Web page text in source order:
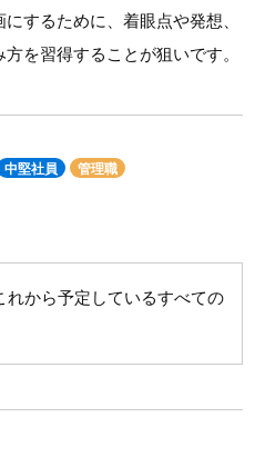
するために、着眼点や発想、
を習得することが狙いです。
中堅社員 管理職
から予定しているすべての